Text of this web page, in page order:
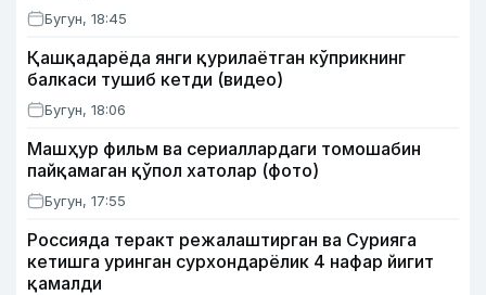
Бугун, 18:45
Қашқадарёда янги қурилаётган кўприкнинг
балкаси тушиб кетди (видео)
Бугун, 18:06
Машҳур фильм ва сериаллардаги томошабин
пайқамаган қўпол хатолар (фото)
Бугун, 17:55
Россияда теракт режалаштирган ва Сурияга
кетишга уринган сурхондарёлик 4 нафар йигит
қамалди